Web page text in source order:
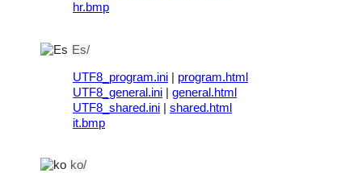
hr.bmp
Es/
UTF8_program.ini | program.html
UTF8_general.ini | general.html
UTF8_shared.ini | shared.html
it.bmp
ko/